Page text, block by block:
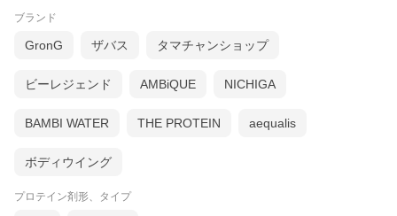
ブランド
GronG ザバス タマチャンショップ
ビーレジェンド AMBiQUE NICHIGA
BAMBI WATER THE PROTEIN aequalis
ボディウイング
プロテイン剤形、タイプ